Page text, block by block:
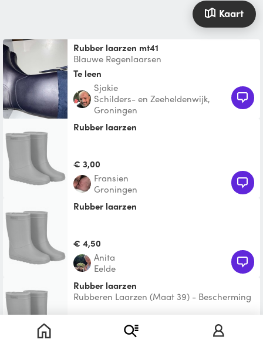
Kaart
rubber laarzen mt41
Blauwe Regenlaarsen
Te leen
Sjakie
Schilders- en Zeeheldenwijk,
Groningen
Rubber laarzen
€ 3,00
Fransien
Groningen
rubber laarzen
€ 4,50
Anita
Eelde
Rubber laarzen
Rubberen Laarzen (Maat 39) - Bescherming